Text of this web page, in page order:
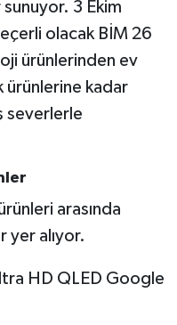
3 Ekim
olacak BİM 26
ürünlerinden ev
kadar
severlerle
arasında
yer alıyor.
HD QLED Google